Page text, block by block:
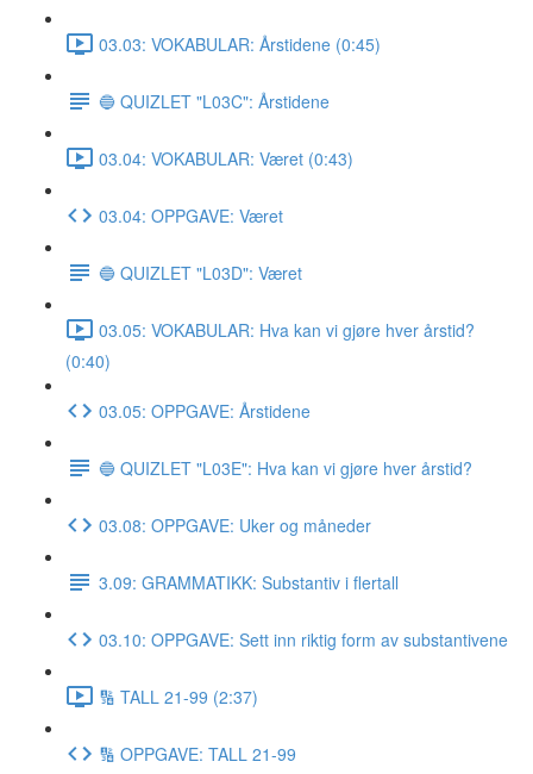
03.03: VOKABULAR: Årstidene (0:45)
🔵 QUIZLET "L03C": Årstidene
03.04: VOKABULAR: Været (0:43)
03.04: OPPGAVE: Været
🔵 QUIZLET "L03D": Været
03.05: VOKABULAR: Hva kan vi gjøre hver årstid?
(0:40)
03.05: OPPGAVE: Årstidene
🔵 QUIZLET "L03E": Hva kan vi gjøre hver årstid?
03.08: OPPGAVE: Uker og måneder
3.09: GRAMMATIKK: Substantiv i flertall
03.10: OPPGAVE: Sett inn riktig form av substantivene
🔢 TALL 21-99 (2:37)
🔢 OPPGAVE: TALL 21-99